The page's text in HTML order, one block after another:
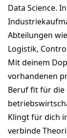
Data Science.
Abteilungen
Logistik,
Mit deinem
vorhandenen
Beruf fit für die
Klingt für dich
verbinde